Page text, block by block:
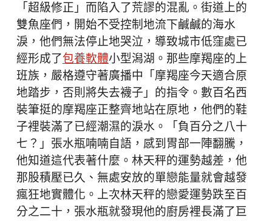
「超級修正」而陷入了荒謬的混亂。街道上的
雙魚座們，開始不受控制地流下鹹鹹的海水
淚，他們無法停止地哭泣，導致城市低窪處已
經形成了包養軟體小型潟湖。那些摩羯座的上
班族，嚴格遵守著廣播中「摩羯座今天適合原
地踏步，否則將失去襪子」的指令。數百名西
裝筆挺的摩羯座正整齊地站在原地，他們的鞋
子裡裝滿了已經潮濕的淚水。「負百分之八十
七？」張水瓶喃喃自語，感到胃部一陣翻騰，
他知道這代表著什麼。林天秤的運勢越差，他
那股積壓已久、無處安放的單戀能量就會越發
瘋狂地實體化。上次林天秤的戀愛運勢跌至百
分之二十，張水瓶就發現他的廚房裡長滿了巨